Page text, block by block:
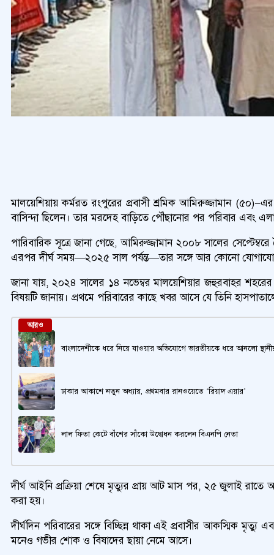
মালয়েশিয়ায় কর্মরত রংপুরের প্রবাসী শ্রমিক আমিরুজ্জামান
বাসিন্দা ছিলেন। তার মরদেহ বাড়িতে পৌঁছানোর পর পরিবার এবং
পারিবারিক সূত্রে জানা গেছে, আমিরুজ্জামান ২০০৮ সালের
এরপর দীর্ঘ সময়—২০২৫ সাল পর্যন্ত—তার সঙ্গে আর কোনো
জানা যায়, ২০২৪ সালের ১৪ নভেম্বর মালয়েশিয়ার জহুরবাহর
বিষয়টি জানায়। প্রথমে পরিবারের কাছে খবর আসে যে তিনি
আরও
বাংলাদেশীকে ধরে নিয়ে যাওয়ার অভিযোগে ভারতীয়কে ধরে আনলো
ঢাকার আকাশে নতুন অধ্যায়, প্রথমবার রানওয়েতে ‘রিয়াদ এয়ার’
লাল ফিতা কেটে বাঁশের সাঁকো উদ্বোধন করলেন বিএনপি নেতা
দীর্ঘ আইনি প্রক্রিয়া শেষে মৃত্যুর প্রায় আট মাস পর, ২৫ জুলাই রাতে
করা হয়।
দীর্ঘদিন পরিবারের সঙ্গে বিচ্ছিন্ন থাকা এই প্রবাসীর আকস্মিক
মনেও গভীর শোক ও বিষাদের ছায়া নেমে আসে।